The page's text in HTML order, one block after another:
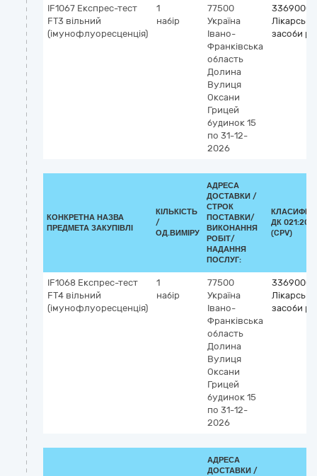
IF1067 Експрес-тест
FТ3 вільний
(імунофлуоресценція)
1
набір
77500
Україна
Івано-
Франківська
область
Долина
Вулиця
Оксани
Грицей
будинок 15
по 31-12-
2026
Лікарські
засоби
КОНКРЕТНА НАЗВА
ПРЕДМЕТА ЗАКУПІВЛІ
КІЛЬКІСТЬ
/
ОД.ВИМІРУ
АДРЕСА
ДОСТАВКИ /
СТРОК
ПОСТАВКИ/
ВИКОНАННЯ
РОБІТ/
НАДАННЯ
ПОСЛУГ:
ДК 021:2015
(CPV)
IF1068 Експрес-тест
FТ4 вільний
(імунофлуоресценція)
1
набір
77500
Україна
Івано-
Франківська
область
Долина
Вулиця
Оксани
Грицей
будинок 15
по 31-12-
2026
Лікарські
засоби
АДРЕСА
ДОСТАВКИ /